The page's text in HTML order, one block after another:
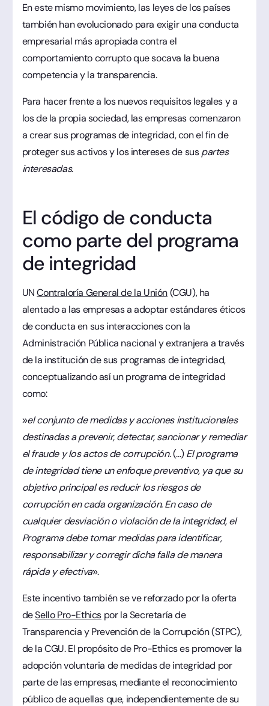
En este mismo movimiento, las leyes de los países
también han evolucionado para exigir una conducta
empresarial más apropiada contra el
comportamiento corrupto que socava la buena
competencia y la transparencia.
Para hacer frente a los nuevos requisitos legales y a
los de la propia sociedad, las empresas comenzaron
a crear sus programas de integridad, con el fin de
proteger sus activos y los intereses de suspartes
interesadas.
El código de conducta
como parte del programa
de integridad
UNContraloría General de la Unión(CGU), ha
alentado a las empresas a adoptar estándares éticos
de conducta en sus interacciones con la
Administración Pública nacional y extranjera a través
de la institución de sus programas de integridad,
conceptualizando así un programa de integridad
como:
»el conjunto de medidas y acciones institucionales
destinadas a prevenir, detectar, sancionar y remediar
el fraude y los actos de corrupción.(...)El programa
de integridad tiene un enfoque preventivo, ya que su
objetivo principal es reducir los riesgos de
corrupción en cada organización. En caso de
cualquier desviación o violación de la integridad, el
Programa debe tomar medidas para identificar,
responsabilizar y corregir dicha falla de manera
rápida y efectiva».
Este incentivo también se ve reforzado por la oferta
deSello Pro-Ethicspor la Secretaría de
Transparencia y Prevención de la Corrupción (STPC),
de la CGU. El propósito de Pro-Ethics es promover la
adopción voluntaria de medidas de integridad por
parte de las empresas, mediante el reconocimiento
público de aquellas que, independientemente de su